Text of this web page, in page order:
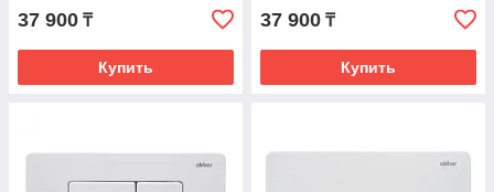
37 900 ₸
Купить
37 900 ₸
Купить